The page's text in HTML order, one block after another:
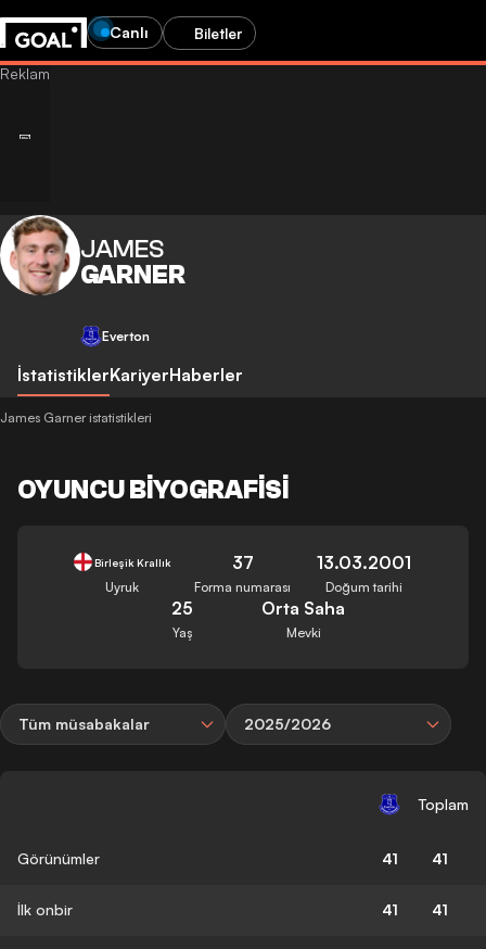
Canlı Biletler
JAMES
GARNER
Everton
İstatistiklerKariyerHaberler
James Garner istatistikleri
OYUNCU BIYOGRAFISI
Birleşik Krallık
Uyruk
37
Forma numarası
13.03.2001
Doğum tarihi
25
Yaş
Orta Saha
Mevki
Tüm müsabakalar 2025/2026
Toplam
Görünümler 41 41
İlk onbir 41 41